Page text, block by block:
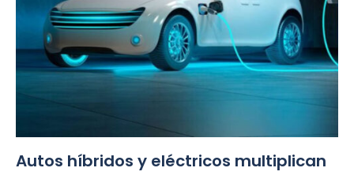
Autos híbridos y eléctricos multiplican